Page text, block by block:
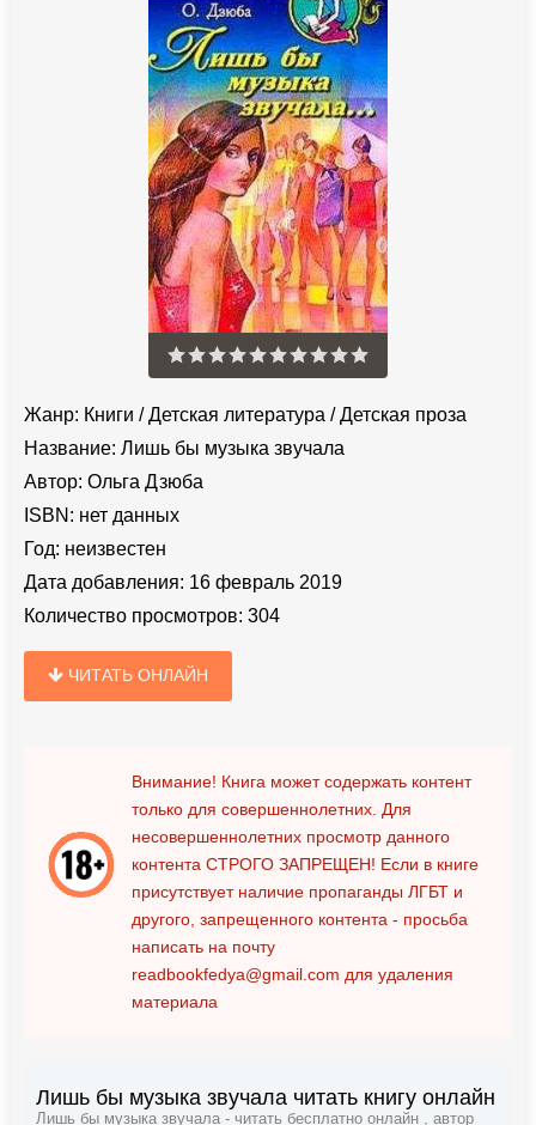
Жанр: Книги /Детская литература /Детская проза
Название: Лишь бы музыка звучала
Автор: Ольга Дзюба
ISBN: нет данных
Год: неизвестен
Дата добавления: 16 февраль 2019
Количество просмотров: 304
ЧИТАТЬ ОНЛАЙН
Внимание! Книга может содержать контент
только для совершеннолетних. Для
несовершеннолетних просмотр данного
контента СТРОГО ЗАПРЕЩЕН! Если в книге
присутствует наличие пропаганды ЛГБТ и
другого, запрещенного контента - просьба
написать на почту
readbookfedya@gmail.com для удаления
материала
Лишь бы музыка звучала читать книгу онлайн
Лишь бы музыка звучала - читать бесплатно онлайн , автор